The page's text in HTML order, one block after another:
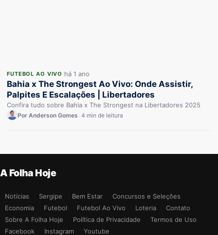
FUTEBOL AO VIVO há 1 ano
Bahia x The Strongest Ao Vivo: Onde Assistir,
Palpites E Escalações | Libertadores
Confira tudo sobre Bahia x The Strongest na Libertadores 2025
Por Anderson Gomes 4 min de leitura
A Folha Hoje
Notícias Sergipe Bem Estar
Concursos e Seleções
Economia
Futebol Futebol Ao Vivo Loteria
Contato
Sobre A Folha Hoje
Política de Privacidade
Termos de Uso
Facebook
Instagram Youtube